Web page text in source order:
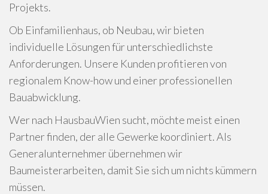
Projekts.
Ob Einfamilienhaus, ob Neubau, wir bieten
individuelle Lösungen für unterschiedlichste
Anforderungen. Unsere Kunden profitieren von
regionalem Know-how und einer professionellen
Bauabwicklung.
Wer nach HausbauWien sucht, möchte meist einen
Partner finden, der alle Gewerke koordiniert. Als
Generalunternehmer übernehmen wir
Baumeisterarbeiten, damit Sie sich um nichts kümmern
müssen.